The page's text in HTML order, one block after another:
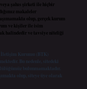
şahıs şirketi ile hiçbir
makaleler
olup, gerçek kurum
ve kişiler ile isim
halindedir ve tavsiye niteliği
Kurumu (BTK)
Bu nedenle, sitedeki
bulunmamaktadır.
olup, siteye üye olarak